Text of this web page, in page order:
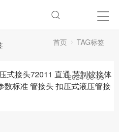
首页 TAG标签
式接头72011 直通 英制铰接体
数标准 管接头 扣压式液压管接
2024-08-05